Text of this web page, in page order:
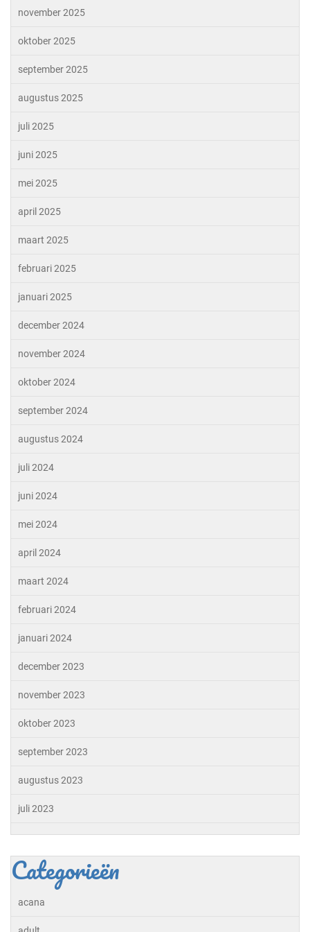
november 2025
oktober 2025
september 2025
augustus 2025
juli 2025
juni 2025
mei 2025
april 2025
maart 2025
februari 2025
januari 2025
december 2024
november 2024
oktober 2024
september 2024
augustus 2024
juli 2024
juni 2024
mei 2024
april 2024
maart 2024
februari 2024
januari 2024
december 2023
november 2023
oktober 2023
september 2023
augustus 2023
juli 2023
Categorieën
acana